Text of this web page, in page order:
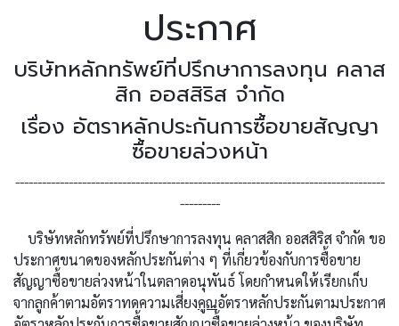
ประกาศ
บริษัทหลักทรัพย์ที่ปรึกษาการลงทุน คลาส
สิก ออสสิริส จำกัด
เรื่อง อัตราหลักประกันการซื้อขายสัญญา
ซื้อขายล่วงหน้า
-----------------------------------------------------------------------------------
---------
บริษัทหลักทรัพย์ที่ปรึกษาการลงทุน คลาสสิก ออสสิริส จำกัด ขอ
ประกาศขนาดของหลักประกันต่าง ๆ ที่เกี่ยวข้องกับการซื้อขาย
สัญญาซื้อขายล่วงหน้าในตลาดอนุพันธ์ โดยกำหนดให้เรียกเก็บ
จากลูกค้าตามอัตราทดความเสี่ยงคูณอัตราหลักประกันตามประกาศ